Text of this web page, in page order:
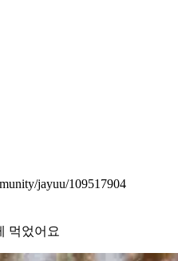
jayuu/109517904
먹었어요